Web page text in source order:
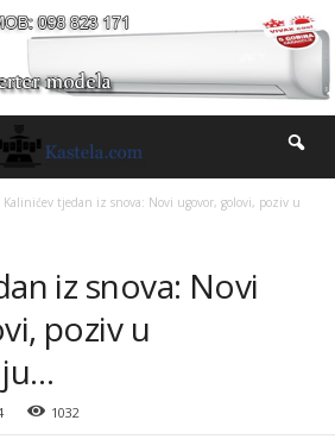
Kalinićev tjedan iz snova: Novi ugovor, golovi, poziv u
iz snova: Novi
poziv u
1032